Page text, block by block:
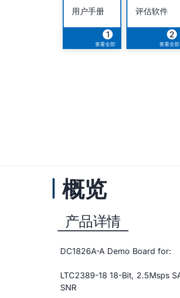
用户手册
1
查看全部
评估软件
2
查看全部
概览
产品详情
DC1826A-A Demo Board for:
LTC2389-18 18-Bit, 2.5Msps
SNR